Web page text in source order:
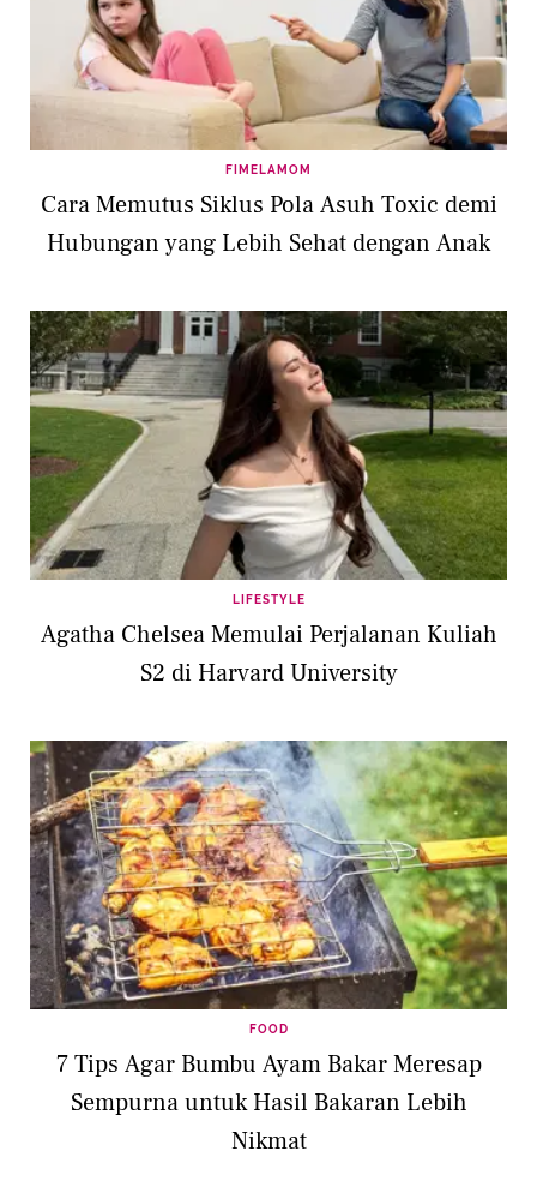
FIMELAMOM
Cara Memutus Siklus Pola Asuh Toxic demi
Hubungan yang Lebih Sehat dengan Anak
LIFESTYLE
Agatha Chelsea Memulai Perjalanan Kuliah
S2 di Harvard University
FOOD
7 Tips Agar Bumbu Ayam Bakar Meresap
Sempurna untuk Hasil Bakaran Lebih
Nikmat